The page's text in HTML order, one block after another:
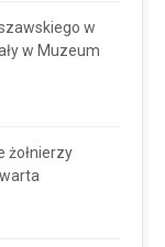
w
w Muzeum
żołnierzy